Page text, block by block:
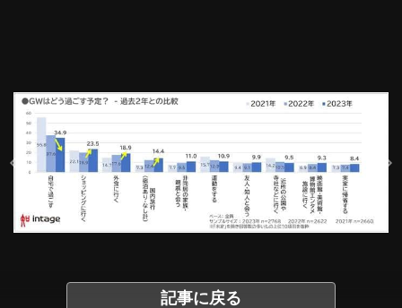
記事に戻る